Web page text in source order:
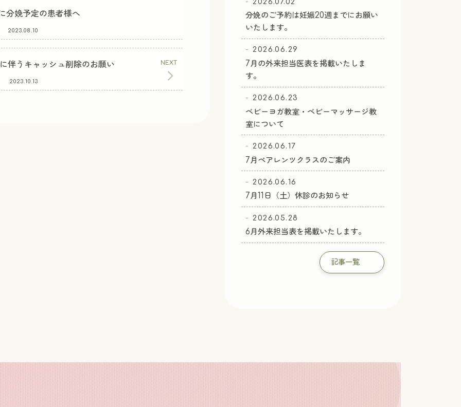
分娩予定の患者様へ
2023.08.10
伴うキャッシュ削除のお願い
2023.10.13
分娩のご予約は妊娠20週までにお願い
いたします。
2026.06.29
7月の外来担当医表を掲載いたしま
す。
2026.06.23
ベビーヨガ教室・ベビーマッサージ教
室について
2026.06.17
7月ペアレンツクラスのご案内
2026.06.16
7月11日（土）休診のお知らせ
2026.05.28
6月外来担当表を掲載いたします。
記事一覧